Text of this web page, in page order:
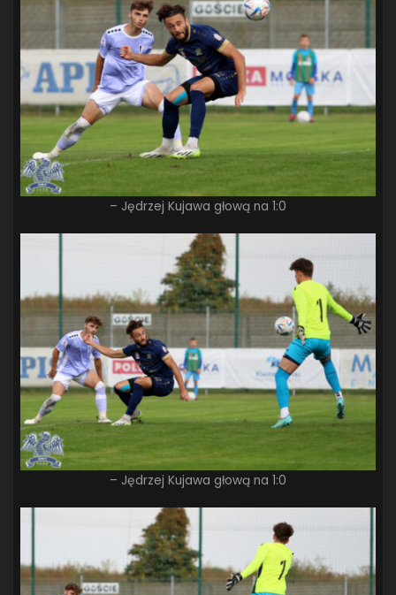
– Jędrzej Kujawa głową na 1:0
– Jędrzej Kujawa głową na 1:0